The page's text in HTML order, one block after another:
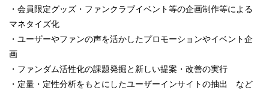
・会員限定グッズ・ファンクラブイベント等の企画制作等による
マネタイズ化
・ユーザーやファンの声を活かしたプロモーションやイベント企
画
・ファンダム活性化の課題発掘と新しい提案・改善の実行
・定量・定性分析をもとにしたユーザーインサイトの抽出 など